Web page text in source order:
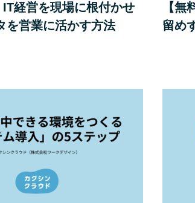
IT経営を現場に根付かせ
を営業に活かす方法
【無
留め